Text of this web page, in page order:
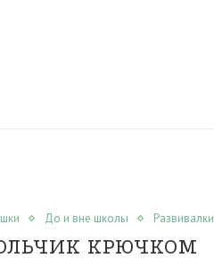
До и вне школы Развивалки
КРЮЧКОМ